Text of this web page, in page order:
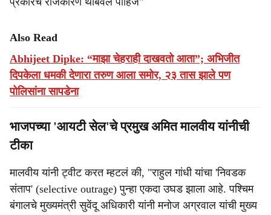
Also Read
Abhijeet Dipke: “माझा चेहराही दाखवतो आता”; अभिजीत
दिपकेला धमकी देणारा तरुण आला समोर, २३ तास झाले पण
पोलिसांना सापडेना
भाजपच्या 'आयटी सेल'चे प्रमुख अमित मालवीय यांनीची
टीका
मालवीय यांनी ट्वीट करत म्हटलं की, "राहुल गांधी यांचा 'निवडक
संताप' (selective outrage) पुन्हा एकदा उघड झाला आहे. पश्चिम
बंगालचे मुख्यमंत्री सुवेंदू अधिकारी यांनी मनोज अग्रवाल यांची मुख्य